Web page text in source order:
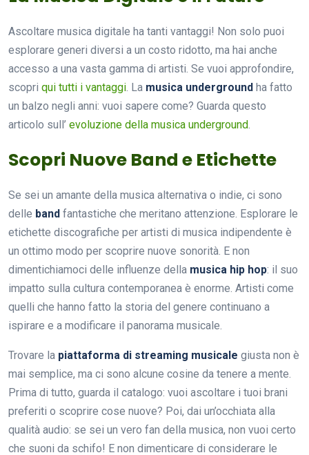
Ascoltare musica digitale ha tanti vantaggi! Non solo puoi
esplorare generi diversi a un costo ridotto, ma hai anche
accesso a una vasta gamma di artisti. Se vuoi approfondire,
scopri qui tutti i vantaggi. La musica underground ha fatto
un balzo negli anni: vuoi sapere come? Guarda questo
articolo sull’ evoluzione della musica underground.
Scopri Nuove Band e Etichette
Se sei un amante della musica alternativa o indie, ci sono
delle band fantastiche che meritano attenzione. Esplorare le
etichette discografiche per artisti di musica indipendente è
un ottimo modo per scoprire nuove sonorità. E non
dimentichiamoci delle influenze della musica hip hop: il suo
impatto sulla cultura contemporanea è enorme. Artisti come
quelli che hanno fatto la storia del genere continuano a
ispirare e a modificare il panorama musicale.
Trovare la piattaforma di streaming musicale giusta non è
mai semplice, ma ci sono alcune cosine da tenere a mente.
Prima di tutto, guarda il catalogo: vuoi ascoltare i tuoi brani
preferiti o scoprire cose nuove? Poi, dai un’occhiata alla
qualità audio: se sei un vero fan della musica, non vuoi certo
che suoni da schifo! E non dimenticare di considerare le